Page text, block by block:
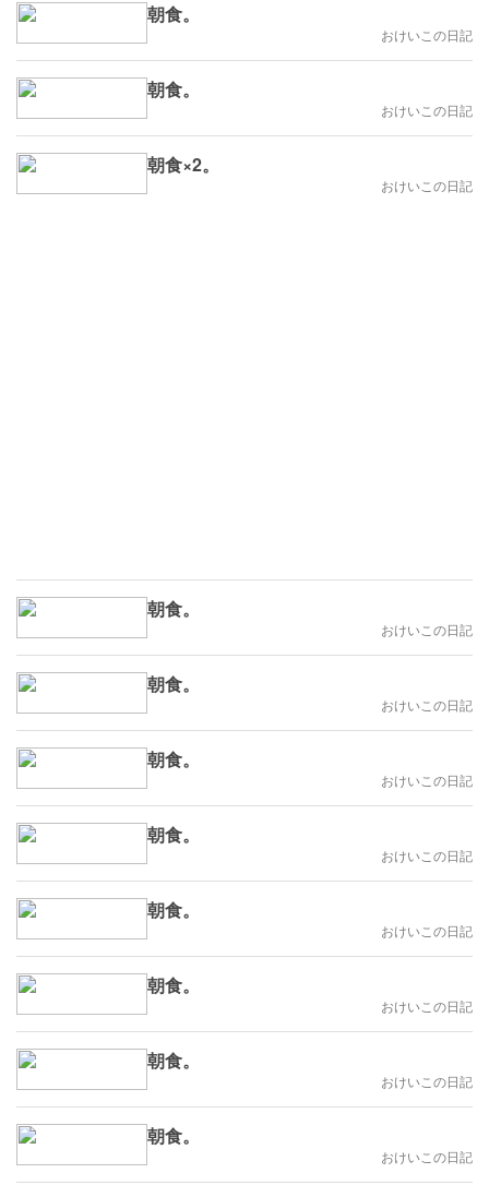
朝食。
おけいこの日記
朝食。
おけいこの日記
朝食×2。
おけいこの日記
朝食。
おけいこの日記
朝食。
おけいこの日記
朝食。
おけいこの日記
朝食。
おけいこの日記
朝食。
おけいこの日記
朝食。
おけいこの日記
朝食。
おけいこの日記
朝食。
おけいこの日記